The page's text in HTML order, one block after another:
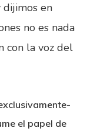
dijimos en
no es nada
con la voz del
el papel de